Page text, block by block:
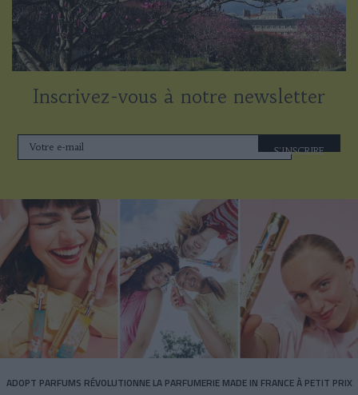
Inscrivez-vous à notre newsletter
S'INSCRIRE
ADOPT PARFUMS RÉVOLUTIONNE LA PARFUMERIE MADE IN FRANCE À PETIT PRIX